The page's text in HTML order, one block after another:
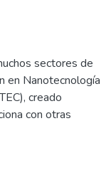
sectores de
en Nanotecnología
creado
con otras